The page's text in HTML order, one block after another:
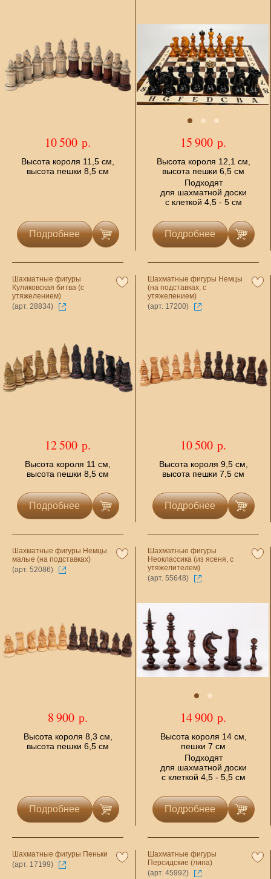
10 500 р.
Высота короля 11,5 см,
высота пешки 8,5 см
Подробнее
15 900 р.
Высота короля 12,1 см,
высота пешки 6,5 см
Подходят
для шахматной доски
с клеткой 4,5 - 5 см
Подробнее
Шахматные фигуры
Куликовская битва (с
утяжелением)
(арт. 28834)
12 500 р.
Высота короля 11 см,
высота пешки 8,5 см
Подробнее
Шахматные фигуры Немцы
(на подставках, с
утяжелением)
(арт. 17200)
10 500 р.
Высота короля 9,5 см,
высота пешки 7,5 см
Подробнее
Шахматные фигуры Немцы
малые (на подставках)
(арт. 52086)
8 900 р.
Высота короля 8,3 см,
высота пешки 6,5 см
Подробнее
Шахматные фигуры
Неоклассика (из ясеня, с
утяжелителем)
(арт. 55648)
14 900 р.
Высота короля 14 см,
пешки 7 см
Подходят
для шахматной доски
с клеткой 4,5 - 5,5 см
Подробнее
Шахматные фигуры Пеньки
(арт. 17199)
Шахматные фигуры
Персидские (липа)
(арт. 45992)